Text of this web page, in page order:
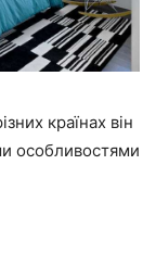
країнах він
особливостями